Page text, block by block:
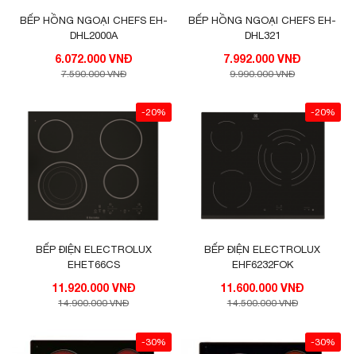
BẾP HỒNG NGOẠI CHEFS EH-
DHL2000A
6.072.000 VNĐ
7.590.000 VNĐ
BẾP HỒNG NGOẠI CHEFS EH-
DHL321
7.992.000 VNĐ
9.990.000 VNĐ
-20%
BẾP ĐIỆN ELECTROLUX
EHET66CS
11.920.000 VNĐ
14.900.000 VNĐ
-20%
BẾP ĐIỆN ELECTROLUX
EHF6232FOK
11.600.000 VNĐ
14.500.000 VNĐ
-30% -30%